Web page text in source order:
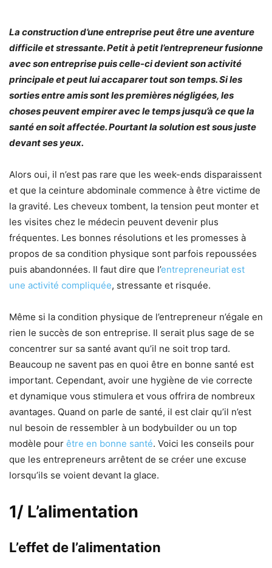
La construction d’une entreprise peut être une aventure
difficile et stressante. Petit à petit l’entrepreneur fusionne
avec son entreprise puis celle-ci devient son activité
principale et peut lui accaparer tout son temps. Si les
sorties entre amis sont les premières négligées, les
choses peuvent empirer avec le temps jusqu’à ce que la
santé en soit affectée. Pourtant la solution est sous juste
devant ses yeux.
Alors oui, il n’est pas rare que les week-ends disparaissent
et que la ceinture abdominale commence à être victime de
la gravité. Les cheveux tombent, la tension peut monter et
les visites chez le médecin peuvent devenir plus
fréquentes. Les bonnes résolutions et les promesses à
propos de sa condition physique sont parfois repoussées
puis abandonnées. Il faut dire que l’entrepreneuriat est
une activité compliquée, stressante et risquée.
Même si la condition physique de l’entrepreneur n’égale en
rien le succès de son entreprise. Il serait plus sage de se
concentrer sur sa santé avant qu’il ne soit trop tard.
Beaucoup ne savent pas en quoi être en bonne santé est
important. Cependant, avoir une hygiène de vie correcte
et dynamique vous stimulera et vous offrira de nombreux
avantages. Quand on parle de santé, il est clair qu’il n’est
nul besoin de ressembler à un bodybuilder ou un top
modèle pour être en bonne santé. Voici les conseils pour
que les entrepreneurs arrêtent de se créer une excuse
lorsqu’ils se voient devant la glace.
1/ L’alimentation
L’effet de l’alimentation